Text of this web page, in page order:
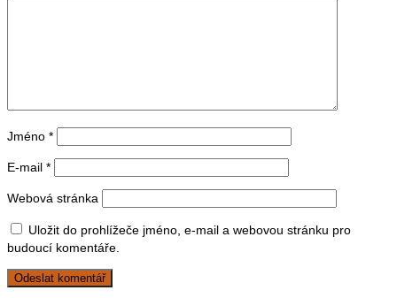
Jméno *
E-mail *
Webová stránka
Uložit do prohlížeče jméno, e-mail a webovou stránku pro
budoucí komentáře.